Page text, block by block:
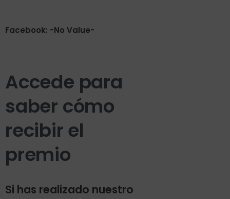
Facebook: -No Value-
Accede para
saber cómo
recibir el
premio
Si has realizado nuestro